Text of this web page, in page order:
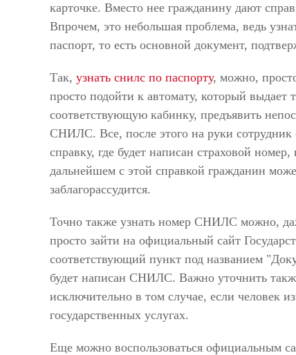
карточке. Вместо нее гражданину дают
Впрочем, это небольшая проблема, ведь
паспорт, то есть основной документ,
Так, узнать снилс по паспорту, можно,
просто подойти к автомату, который выдает
соответствующую кабинку, предъявить
СНИЛС. Все, после этого на руки сотрудник
справку, где будет написан страховой
дальнейшем с этой справкой гражданин
заблагорассудится.
Точно также узнать номер СНИЛС можно,
просто зайти на официальный сайт
соответствующий пункт под названием
будет написан СНИЛС. Важно уточнить
исключительно в том случае, если человек
государственных услугах.
Еще можно воспользоваться официальным